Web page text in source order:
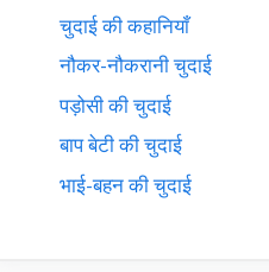
चुदाई की कहानियाँ
नौकर-नौकरानी चुदाई
पड़ोसी की चुदाई
बाप बेटी की चुदाई
भाई-बहन की चुदाई